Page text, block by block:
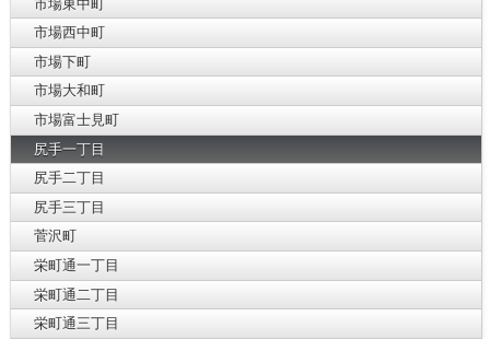
市場東中町
市場西中町
市場下町
市場大和町
市場富士見町
尻手一丁目
尻手二丁目
尻手三丁目
菅沢町
栄町通一丁目
栄町通二丁目
栄町通三丁目